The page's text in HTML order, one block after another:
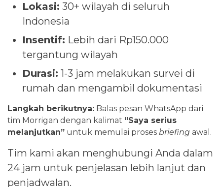
Lokasi: 30+ wilayah di seluruh
Indonesia
Insentif: Lebih dari Rp150.000
tergantung wilayah
Durasi: 1-3 jam melakukan survei di
rumah dan mengambil dokumentasi
Langkah berikutnya: Balas pesan WhatsApp dari
tim Morrigan dengan kalimat “Saya serius
melanjutkan” untuk memulai proses briefing awal.
Tim kami akan menghubungi Anda dalam
24 jam untuk penjelasan lebih lanjut dan
penjadwalan.